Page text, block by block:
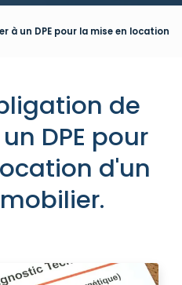
à un DPE pour la mise en location
de
DPE pour
d'un